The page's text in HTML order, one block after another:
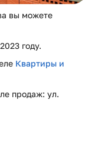
вы можете
году.
Квартиры и
продаж: ул.